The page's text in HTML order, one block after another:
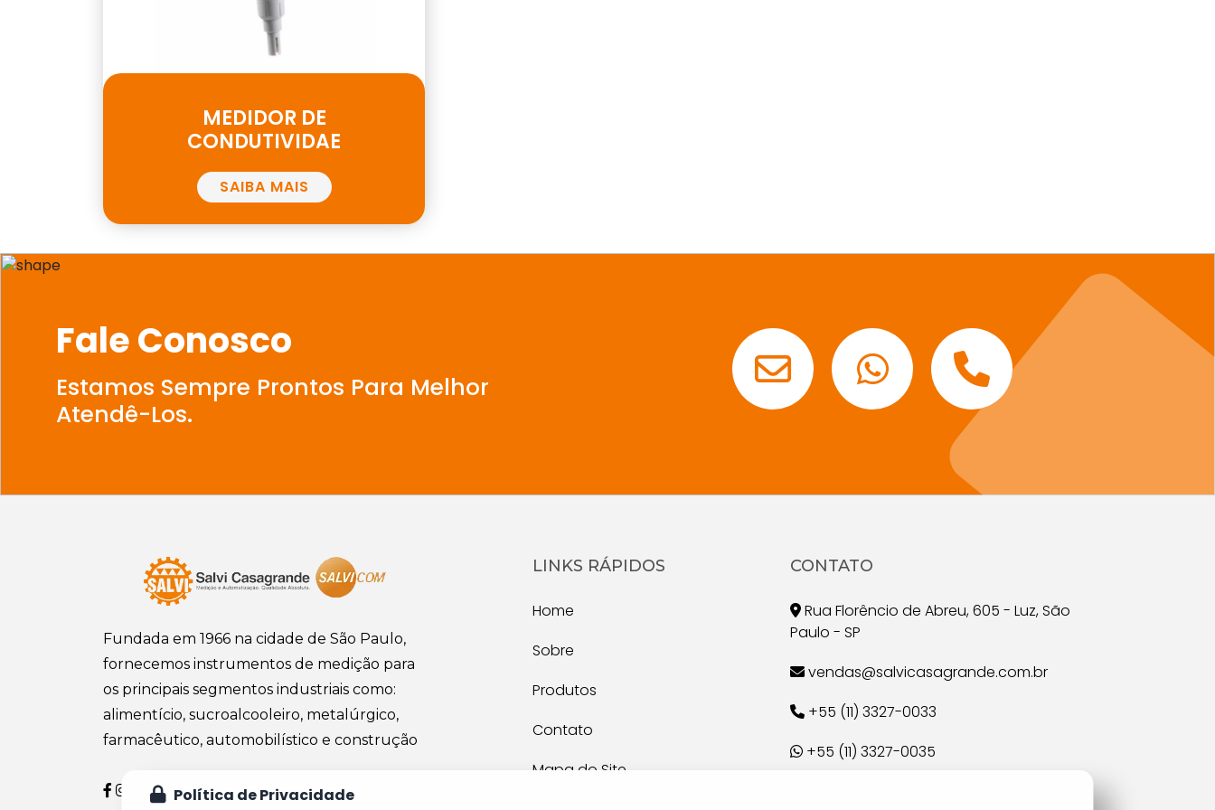
MEDIDOR DE
CONDUTIVIDAE
SAIBA MAIS
Fale Conosco
Estamos Sempre Prontos Para Melhor
Atendê-Los.
Fundada em 1966 na cidade de São Paulo,
fornecemos instrumentos de medição para
os principais segmentos industriais como:
alimentício, sucroalcooleiro, metalúrgico,
farmacêutico, automobilístico e construção
LINKS RÁPIDOS
Home
Sobre
Produtos
Contato
Mapa do Site
CONTATO
Rua Florêncio de Abreu, 605 - Luz, São
Paulo - SP
vendas@salvicasagrande.com.br
+55 (11) 3327-0033
+55 (11) 3327-0035
Política de Privacidade